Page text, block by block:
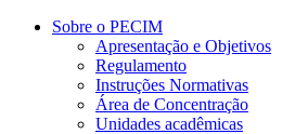
Conteúdo principal Menu principal
Sobre o PECIM
Apresentação e Objetivos
Regulamento
Instruções Normativas
Área de Concentração
Unidades acadêmicas